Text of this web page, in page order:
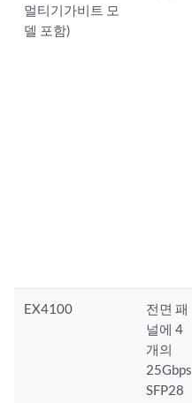
멀티기가비트 모
델 포함)
EX4100
전면 패
널에 4
개의
25Gbps
SFP28